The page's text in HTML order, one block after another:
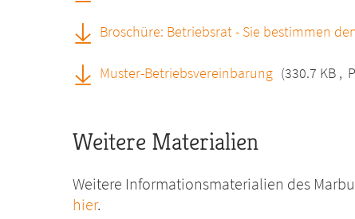
Broschüre: Betriebsrat - Sie bestimmen
Muster-Betriebsvereinbarung (330.7 KB ,
Weitere Materialien
Weitere Informationsmaterialien des
hier.